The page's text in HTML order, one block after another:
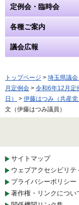
定例会・臨時会
各種ご案内
議会広報
トップページ > 埼玉県議
月定例会 > 令和6年12月定
日）
> 伊藤はつみ（共産党
文（伊藤はつみ議員）
サイトマップ
ウェブアクセシビリテ
プライバシーポリシー
著作権・リンクについ